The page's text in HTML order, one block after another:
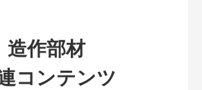
造作部材
コンテンツ